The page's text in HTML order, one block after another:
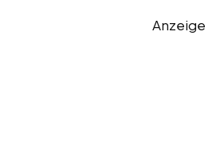
Anzeige